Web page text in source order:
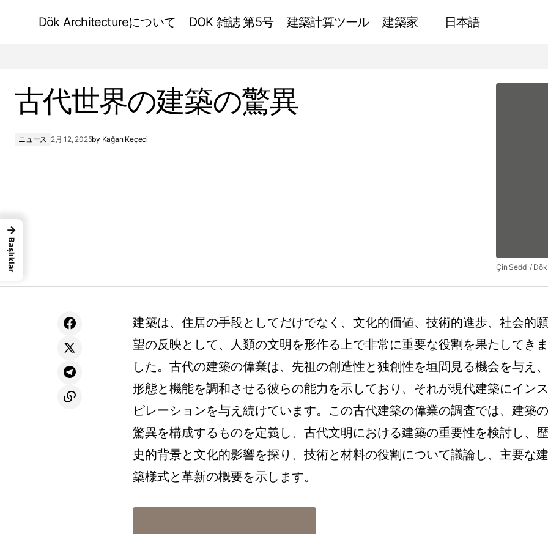
Dök Architectureについて DOK 雑誌 第5号 建築計算ツール 建築家 日本語
古代世界の建築の驚異
ニュース 2月 12, 2025by Kağan Keçeci
Çin Seddi / Dök
建築は、住居の手段としてだけでなく、文化的価値、技術的進歩、社会的願
望の反映として、人類の文明を形作る上で非常に重要な役割を果たしてきま
した。古代の建築の偉業は、先祖の創造性と独創性を垣間見る機会を与え、
形態と機能を調和させる彼らの能力を示しており、それが現代建築にインス
ピレーションを与え続けています。この古代建築の偉業の調査では、建築の
驚異を構成するものを定義し、古代文明における建築の重要性を検討し、歴
史的背景と文化的影響を探り、技術と材料の役割について議論し、主要な建
築様式と革新の概要を示します。
→
Başlıklar